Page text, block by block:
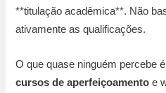
**titulação acadêmica**. Não
ativamente as qualificações.
O que quase ninguém percebe
cursos de aperfeiçoamento e